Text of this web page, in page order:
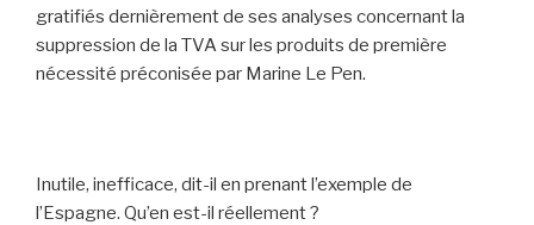
gratifiés dernièrement de ses analyses concernant la
suppression de la TVA sur les produits de première
nécessité préconisée par Marine Le Pen.
Inutile, inefficace, dit-il en prenant l’exemple de
l’Espagne. Qu’en est-il réellement ?